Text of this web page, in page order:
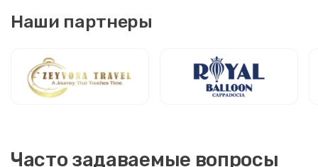
Наши партнеры
Часто задаваемые вопросы